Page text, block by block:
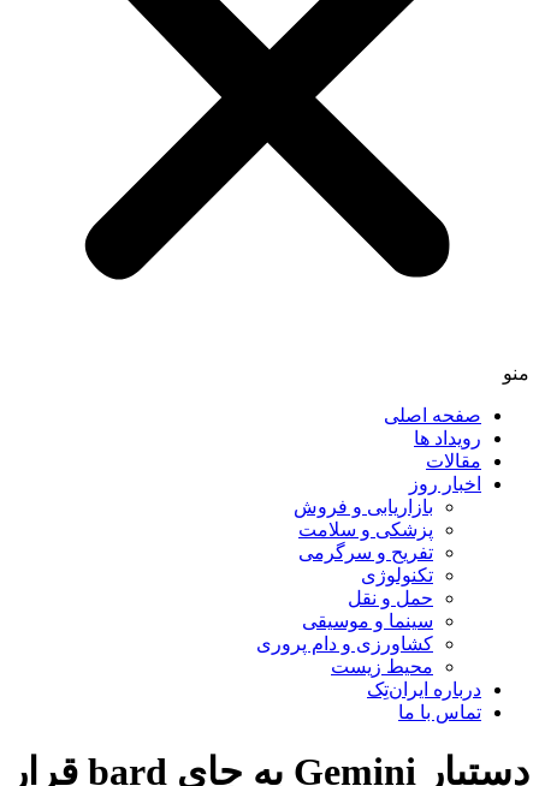
منو
صفحه اصلی
رویداد ها
مقالات
اخبار روز
بازاریابی و فروش
پزشکی و سلامت
تفریح و سرگرمی
تکنولوژی
حمل و نقل
سینما و موسیقی
کشاورزی و دام پروری
محیط زیست
درباره ایران‌تِک
تماس با ما
دستیار Gemini به جای bard قرار